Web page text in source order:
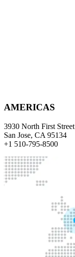
AMERICAS
3930 North First Street
San Jose, CA 95134
+1 510-795-8500